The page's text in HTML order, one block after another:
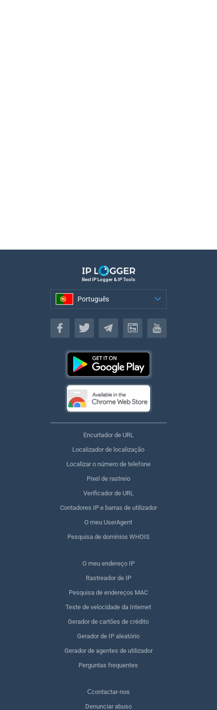
Best IP Logger & IP Tools
Português
Português
Encurtador de URL
Localizador de localização
Localizar o número de telefone
Pixel de rastreio
Verificador de URL
Contadores IP e barras de utilizador
O meu UserAgent
Pesquisa de domínios WHOIS
O meu endereço IP
Rastreador de IP
Pesquisa de endereços MAC
Teste de velocidade da Internet
Gerador de cartões de crédito
Gerador de IP aleatório
Gerador de agentes de utilizador
Perguntas frequentes
Сcontactar-nos
Denunciar abuso